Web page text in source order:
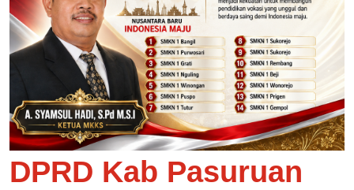
DPRD Kab Pasuruan